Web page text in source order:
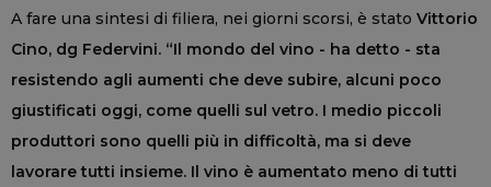
A fare una sintesi di filiera, nei giorni scorsi, è stato Vittorio
Cino, dg Federvini. “Il mondo del vino - ha detto - sta
resistendo agli aumenti che deve subire, alcuni poco
giustificati oggi, come quelli sul vetro. I medio piccoli
produttori sono quelli più in difficoltà, ma si deve
lavorare tutti insieme. Il vino è aumentato meno di tutti